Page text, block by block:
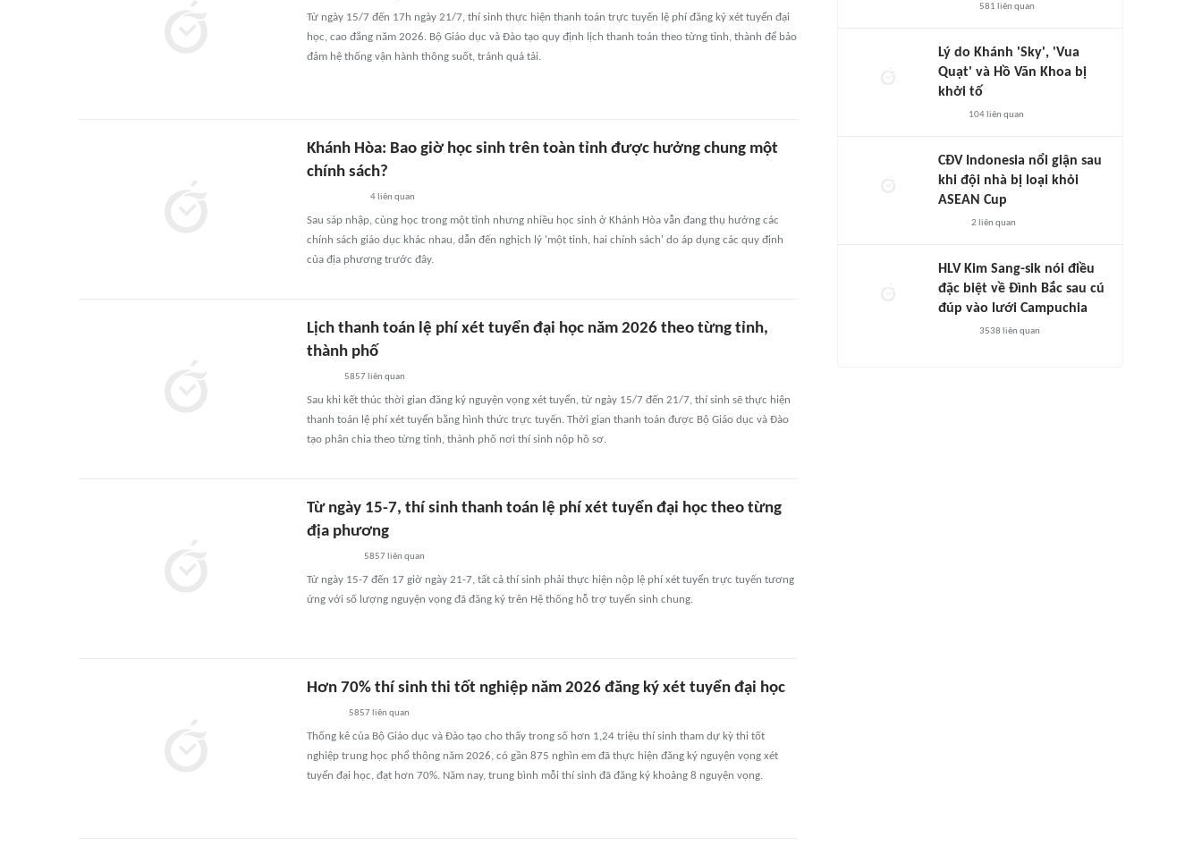
Từ ngày 15/7 đến 17h ngày 21/7, thí sinh thực hiện thanh toán trực tuyến lệ phí đăng ký xét tuyển đại
học, cao đẳng năm 2026. Bộ Giáo dục và Đào tạo quy định lịch thanh toán theo từng tỉnh, thành để bảo
đảm hệ thống vận hành thông suốt, tránh quá tải.
Khánh Hòa: Bao giờ học sinh trên toàn tỉnh được hưởng chung một
chính sách?
4liên quan
Sau sáp nhập, cùng học trong một tỉnh nhưng nhiều học sinh ở Khánh Hòa vẫn đang thụ hưởng các
chính sách giáo dục khác nhau, dẫn đến nghịch lý 'một tỉnh, hai chính sách' do áp dụng các quy định
của địa phương trước đây.
Lịch thanh toán lệ phí xét tuyển đại học năm 2026 theo từng tỉnh,
thành phố
5857 liên quan
Sau khi kết thúc thời gian đăng ký nguyện vọng xét tuyển, từ ngày 15/7 đến 21/7, thí sinh sẽ thực hiện
thanh toán lệ phí xét tuyển bằng hình thức trực tuyến. Thời gian thanh toán được Bộ Giáo dục và Đào
tạo phân chia theo từng tỉnh, thành phố nơi thí sinh nộp hồ sơ.
Từ ngày 15-7, thí sinh thanh toán lệ phí xét tuyển đại học theo từng
địa phương
5857liên quan
Từ ngày 15-7 đến 17 giờ ngày 21-7, tất cả thí sinh phải thực hiện nộp lệ phí xét tuyển trực tuyến tương
ứng với số lượng nguyện vọng đã đăng ký trên Hệ thống hỗ trợ tuyển sinh chung.
Hơn 70% thí sinh thi tốt nghiệp năm 2026 đăng ký xét tuyển đại học
5857 liên quan
Thống kê của Bộ Giáo dục và Đào tạo cho thấy trong số hơn 1,24 triệu thí sinh tham dự kỳ thi tốt
nghiệp trung học phổ thông năm 2026, có gần 875 nghìn em đã thực hiện đăng ký nguyện vọng xét
tuyển đại học, đạt hơn 70%. Năm nay, trung bình mỗi thí sinh đã đăng ký khoảng 8 nguyện vọng.
581 liên quan
Lý do Khánh 'Sky', 'Vua
Quạt' và Hồ Văn Khoa bị
khởi tố
104liên quan
CĐV Indonesia nổi giận sau
khi đội nhà bị loại khỏi
ASEAN Cup
2 liên quan
HLV Kim Sang-sik nói điều
đặc biệt về Đình Bắc sau cú
đúp vào lưới Campuchia
3538 liên quan